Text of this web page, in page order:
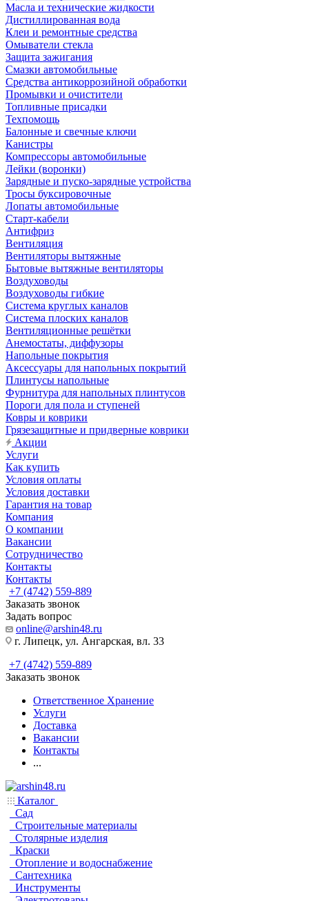
Масла и технические жидкости
Дистиллированная вода
Клеи и ремонтные средства
Омыватели стекла
Защита зажигания
Смазки автомобильные
Средства антикоррозийной обработки
Промывки и очистители
Топливные присадки
Техпомощь
Балонные и свечные ключи
Канистры
Компрессоры автомобильные
Лейки (воронки)
Зарядные и пуско-зарядные устройства
Тросы буксировочные
Лопаты автомобильные
Старт-кабели
Антифриз
Вентиляция
Вентиляторы вытяжные
Бытовые вытяжные вентиляторы
Воздуховоды
Воздуховоды гибкие
Система круглых каналов
Система плоских каналов
Вентиляционные решётки
Анемостаты, диффузоры
Напольные покрытия
Аксессуары для напольных покрытий
Плинтусы напольные
Фурнитура для напольных плинтусов
Пороги для пола и ступеней
Ковры и коврики
Грязезащитные и придверные коврики
Акции
Услуги
Как купить
Условия оплаты
Условия доставки
Гарантия на товар
Компания
О компании
Вакансии
Сотрудничество
Контакты
Контакты
+7 (4742) 559-889
Заказать звонок
Задать вопрос
online@arshin48.ru
г. Липецк, ул. Ангарская, вл. 33
+7 (4742) 559-889
Заказать звонок
Ответственное Хранение
Услуги
Доставка
Вакансии
Контакты
...
Каталог
Сад
Строительные материалы
Столярные изделия
Краски
Отопление и водоснабжение
Сантехника
Инструменты